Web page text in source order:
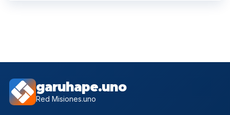
garuhape.uno
Red Misiones.uno